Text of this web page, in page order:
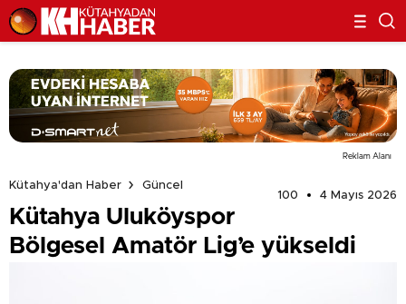
Reklam Alanı
Kütahya'dan Haber
Güncel
100
4 Mayıs 2026
Kütahya Uluköyspor
Bölgesel Amatör Lig’e yükseldi